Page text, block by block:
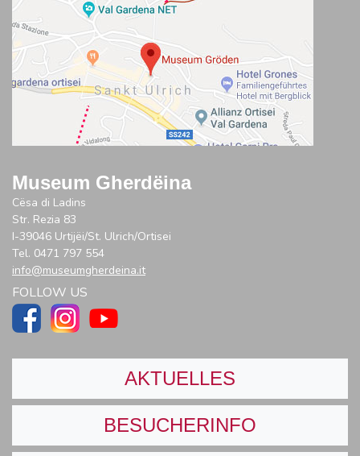
Museum Gherdëina
Cësa di Ladins
Str. Rezia 83
I-39046 Urtijëi/St. Ulrich/Ortisei
Tel. 0471 797 554
info@museumgherdeina.it
FOLLOW US
AKTUELLES
BESUCHERINFO